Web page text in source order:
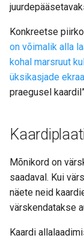
Konkreetse
on võimalik alla
kohal marsruut
üksikasjade
praegusel
Mõnikord on
saadaval. Kui
näete neid
värskendatakse
Kaardi